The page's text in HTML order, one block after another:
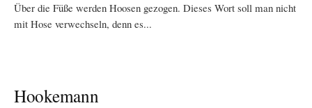
Über die Füße werden Hoosen gezogen. Dieses Wort soll man nicht
mit Hose verwechseln, denn es...
Hookemann